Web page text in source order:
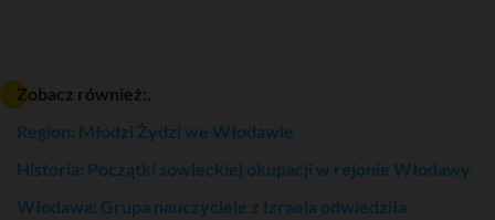
Zobacz również:.
Region: Młodzi Żydzi we Włodawie
Historia: Początki sowieckiej okupacji w rejonie Włodawy
Włodawa: Grupa nauczyciele z Izraela odwiedziła